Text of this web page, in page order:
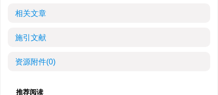
相关文章
施引文献
资源附件(0)